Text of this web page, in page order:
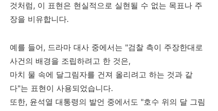
것처럼, 이 표현은 현실적으로 실현될 수 없는 목표나 주
장을 비유합니다.
예를 들어, 드라마 대사 중에서는 "검찰 측이 주장한대로
사건의 배경을 조립하려고 한 것은,
마치 물 속에 달그림자를 건져 올리려고 하는 것과 같
다"는 표현이 사용되었습니다.
또한, 윤석열 대통령의 발언 중에서도 "호수 위의 달 그림